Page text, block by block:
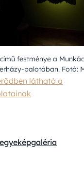
festménye a
palotában. Fotó:
látható a
képgaléria